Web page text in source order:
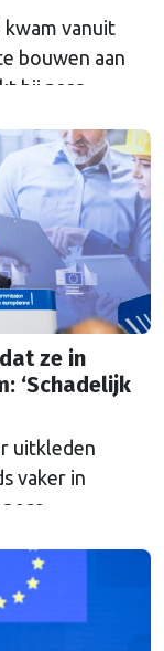
vanuit
bouwen aan
hij naar
én de
ze in
‘Schadelijk
uitkleden
vaker in